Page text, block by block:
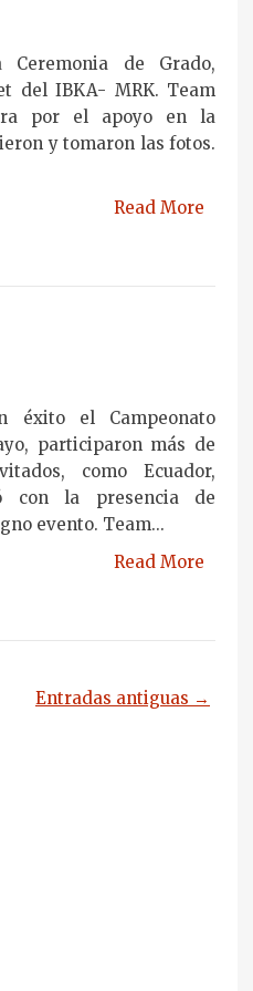
de Grado,
del IBKA- MRK. Team
por el apoyo en la
y tomaron las fotos.
Read More
éxito el Campeonato
participaron más de
como Ecuador,
con la presencia de
evento. Team...
Read More
Entradas antiguas →